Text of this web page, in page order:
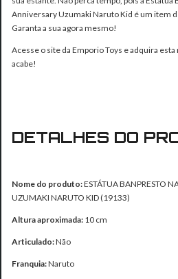
Anniversary Uzumaki Naruto Kid é um item
Garanta a sua agora mesmo!
Acesse o site da Emporio Toys e adquira
acabe!
DETALHES DO
Nome do produto:ESTÁTUA BANPRESTO
UZUMAKI NARUTO KID (19133)
Altura aproximada: 10 cm
Articulado:Não
Franquia:Naruto